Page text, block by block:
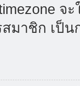
จ
มาชิก เป็